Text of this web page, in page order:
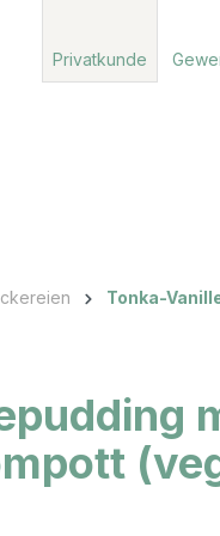
Privatkunde
Tonka-